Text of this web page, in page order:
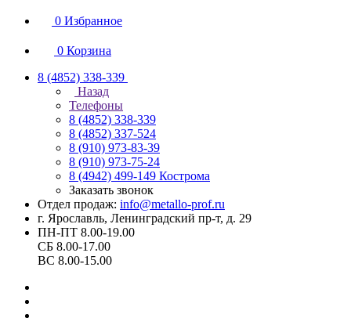
0 Избранное
0 Корзина
8 (4852) 338-339
Назад
Телефоны
8 (4852) 338-339
8 (4852) 337-524
8 (910) 973-83-39
8 (910) 973-75-24
8 (4942) 499-149 Кострома
Заказать звонок
Отдел продаж: info@metallo-prof.ru
г. Ярославль, Ленинградский пр-т, д. 29
ПН-ПТ 8.00-19.00
СБ 8.00-17.00
ВС 8.00-15.00